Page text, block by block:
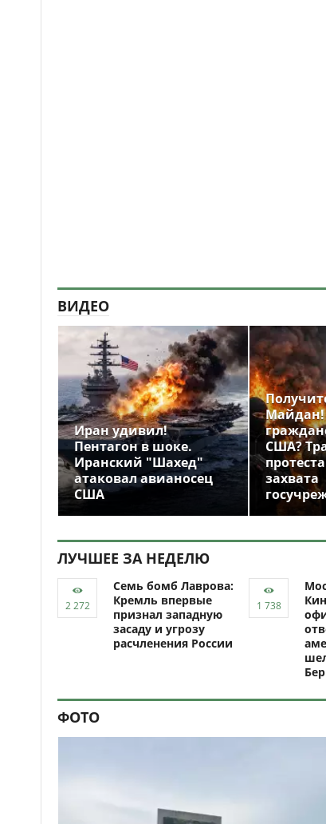
ВИДЕО
Иран удивил!
Пентагон в шоке.
Иранский "Шахед"
атаковал авианосец
США
Майдан!
США?
захвата
ЛУЧШЕЕ ЗА НЕДЕЛЮ
Семь бомб Лаврова:
Кремль впервые
признал западную
засаду и угрозу
расчленения России
ФОТО